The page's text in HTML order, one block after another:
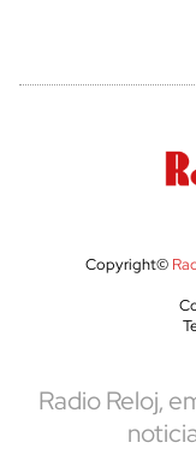
Copyright©
Radio Reloj,